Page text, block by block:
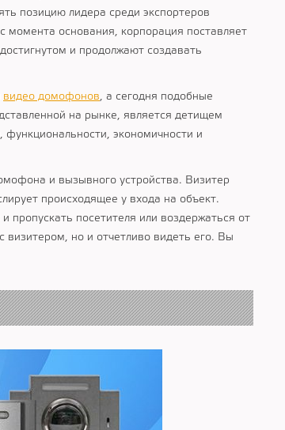
позицию лидера среди экспортеров
момента основания, корпорация поставляет
и продолжают создавать
видео домофонов, а сегодня подобные
на рынке, является детищем
экономичности и
и вызывного устройства. Визитер
происходящее у входа на объект.
пропускать посетителя или воздержаться от
визитером, но и отчетливо видеть его. Вы